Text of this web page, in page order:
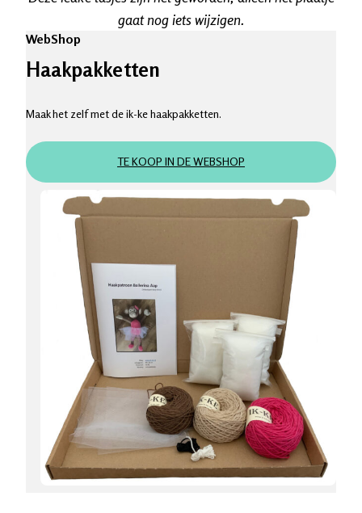
gaat nog iets wijzigen.
WebShop
Haakpakketten
Maak het zelf met de ik-ke haakpakketten.
TE KOOP IN DE WEBSHOP